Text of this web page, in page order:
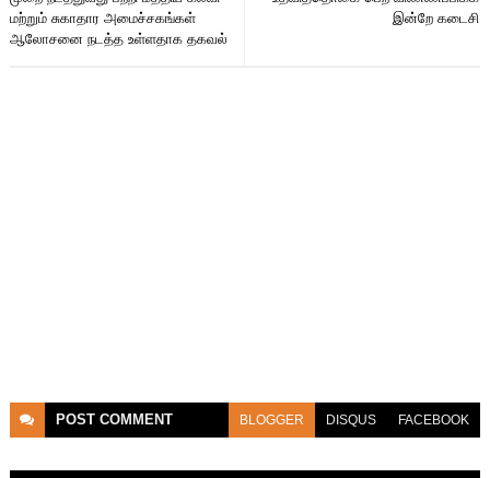
இன்றே கடைசி
மற்றும் சுகாதார அமைச்சகங்கள்
ஆலோசனை நடத்த உள்ளதாக தகவல்
POST COMMENT BLOGGER DISQUS FACEBOOK